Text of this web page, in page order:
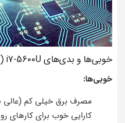
خوبی‌ها و بدی‌های i7-5600U (یه جمع‌بندی سریع):
خوبی‌ها:
مصرف برق خیلی کم (عالی
کارایی خوب برای کارهای